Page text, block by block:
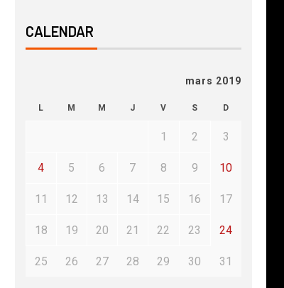
CALENDAR
mars 2019
L M M J V S D
1 2 3
4 5 6 7 8 9 10
11 12 13 14 15 16 17
18 19 20 21 22 23 24
25 26 27 28 29 30 31